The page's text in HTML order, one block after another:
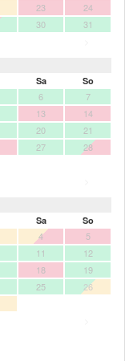
23
24
30
31
Sa So
6
7
13
14
20
21
27
28
Sa So
4
5
11
12
18
19
25
26